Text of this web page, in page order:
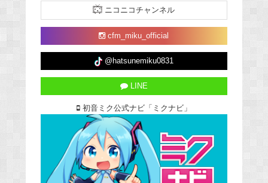
ニコニコチャンネル
cfm_miku_official
@hatsunemiku0831
LINE
初音ミク公式ナビ「ミクナビ」